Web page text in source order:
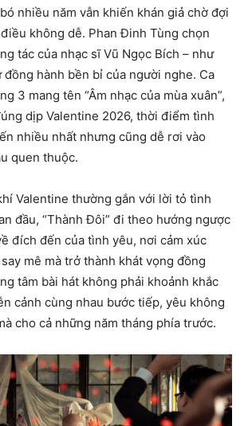
nhiều năm vẫn khiến khán giả chờ đợi
không dễ. Phan Đinh Tùng chọn
tác của nhạc sĩ Vũ Ngọc Bích – như
đồng hành bền bỉ của người nghe. Ca
3 mang tên “Âm nhạc của mùa xuân”,
dịp Valentine 2026, thời điểm tình
nhiều nhất nhưng cũng dễ rơi vào
quen thuộc.
Valentine thường gắn với lời tỏ tình
đầu, “Thành Đôi” đi theo hướng ngược
đích đến của tình yêu, nơi cảm xúc
mê mà trở thành khát vọng đồng
tâm bài hát không phải khoảnh khắc
cảnh cùng nhau bước tiếp, yêu không
cho cả những năm tháng phía trước.